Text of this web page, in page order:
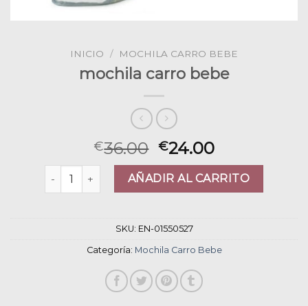
INICIO / MOCHILA CARRO BEBE
mochila carro bebe
€36.00 €24.00
mochila carro bebe cantidadAÑADIR AL CARRITO
SKU: EN-01550527
Categoría: Mochila Carro Bebe